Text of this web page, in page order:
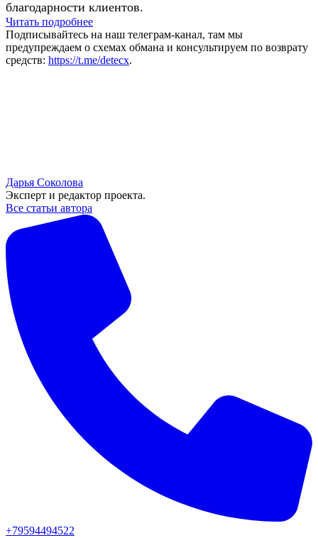
благодарности клиентов.
Читать подробнее
Подписывайтесь на наш телеграм-канал, там мы
предупреждаем о схемах обмана и консультируем по возврату
средств: https://t.me/detecx.
Дарья Соколова
Эксперт и редактор проекта.
Все статьи автора
+79594494522